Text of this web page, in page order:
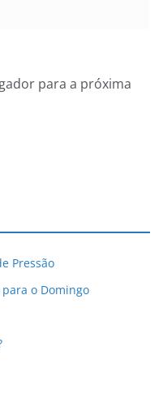
para a próxima
Pressão
o Domingo